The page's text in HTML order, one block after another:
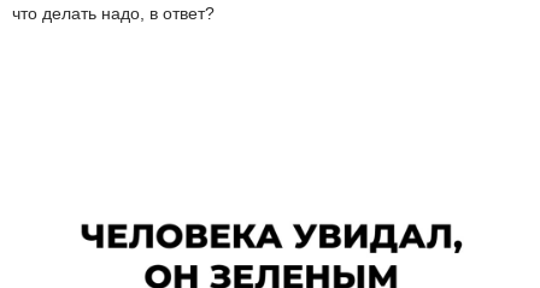
что делать надо, в ответ?